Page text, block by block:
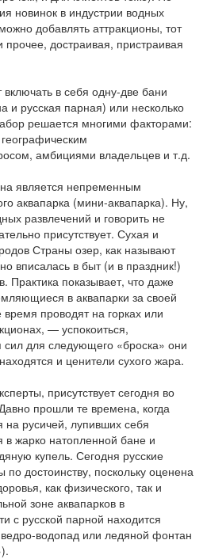
новинок в индустрии водных
добавлять аттракционы, тот
достраивая, пристраивая
в себя одну-две бани
и русская парная) или несколько
решается многими факторами:
амбициями владельцев и т.д.
является непременным
аквапарка (мини-аквапарка). Ну,
развлечений и говорить не
присутствует. Сухая и
Страны озер, как называют
вписалась в быт (и в праздник!)
Практика показывает, что даже
в аквапарки за своей
проводят на горках или
— успокоиться,
сил для следующего «броска» они
и ценители сухого жара.
присутствует сегодня во
прошли те времена, когда
на русичей, лупивших себя
жарко натопленной бане и
купель. Сегодня русские
достоинству, поскольку оценена
как физического, так и
зоне аквапарков в
с русской парной находится
водопад или ледяной фонтан